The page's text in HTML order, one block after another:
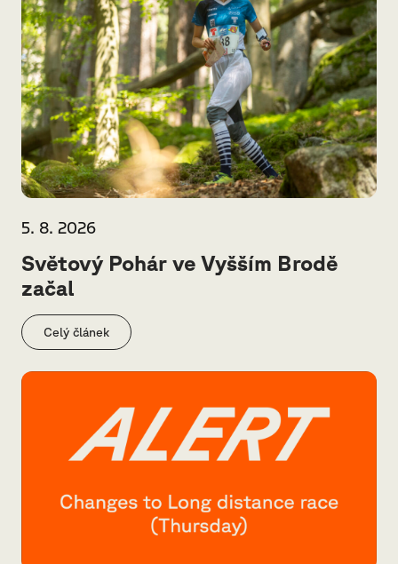
5. 8. 2026
Světový Pohár ve Vyšším Brodě
začal
Celý článek